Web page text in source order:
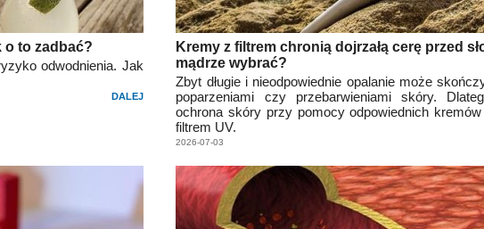
o to zadbać?
odwodnienia. Jak
DALEJ
Kremy z filtrem chronią dojrzałą cerę przed
mądrze wybrać?
Zbyt długie i nieodpowiednie opalanie może
poparzeniami czy przebarwieniami skóry.
ochrona skóry przy pomocy odpowiednich
filtrem UV.
2026-07-03